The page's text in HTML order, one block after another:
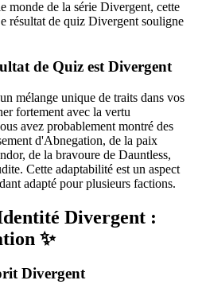
monde de la série Divergent, cette
résultat de quiz Divergent souligne
de Quiz est Divergent
mélange unique de traits dans vos
fortement avec la vertu
avez probablement montré des
d'Abnegation, de la paix
de la bravoure de Dauntless,
Cette adaptabilité est un aspect
adapté pour plusieurs factions.
Divergent :
✨
Divergent